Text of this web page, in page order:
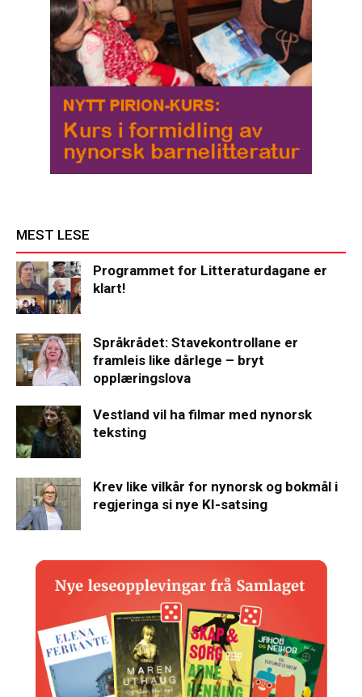
MEST LESE
Programmet for Litteraturdagane er
klart!
Språkrådet: Stavekontrollane er
framleis like dårlege – bryt
opplæringslova
Vestland vil ha filmar med nynorsk
teksting
Krev like vilkår for nynorsk og bokmål i
regjeringa si nye KI-satsing